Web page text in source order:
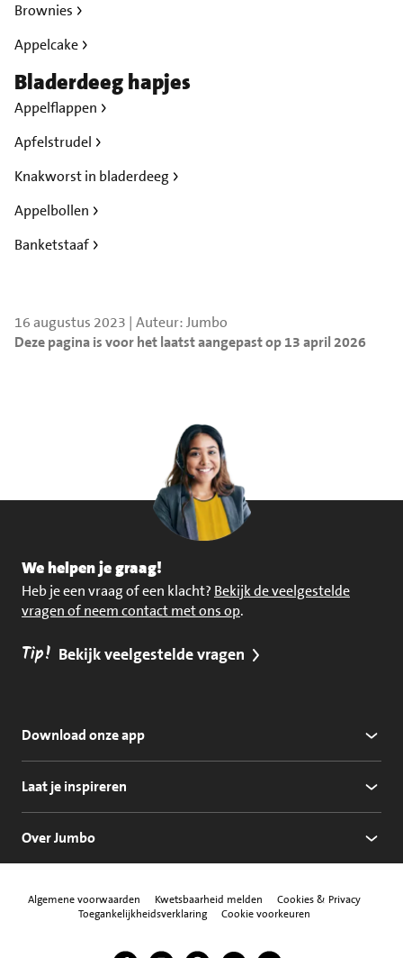
Brownies
Appelcake
Bladerdeeg hapjes
Appelflappen
Apfelstrudel
Knakworst in bladerdeeg
Appelbollen
Banketstaaf
16 augustus 2023 | Auteur: Jumbo
Deze pagina is voor het laatst aangepast op 13 april 2026
We helpen je graag!
Heb je een vraag of een klacht? Bekijk de veelgestelde
vragen of neem contact met ons op.
Tip! Bekijk veelgestelde vragen
Download onze app
Laat je inspireren
Over Jumbo
Algemene voorwaarden Kwetsbaarheid melden
Cookies & Privacy
Toegankelijkheidsverklaring
Cookie voorkeuren